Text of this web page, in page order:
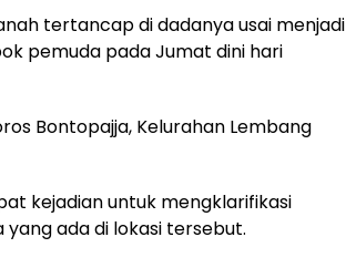
tertancap di dadanya usai menjadi
pemuda pada Jumat dini hari
Bontopajja, Kelurahan Lembang
kejadian untuk mengklarifikasi
ada di lokasi tersebut.